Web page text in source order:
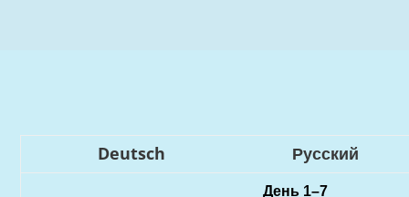
Deutsch Русский
День 1–7